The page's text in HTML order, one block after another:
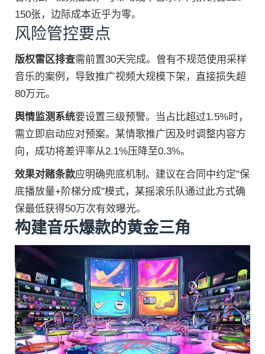
150张，边际成本近乎为零。
风险管控要点
版权雷区排查需前置30天完成。曾有不规范使用采样
音乐的案例，导致推广视频大规模下架，直接损失超
80万元。
舆情监测系统要设置三级预警。当占比超过1.5%时，
需立即启动应对预案。某情歌推广因及时调整内容方
向，成功将差评率从2.1%压降至0.3%。
效果对赌条款应明确兜底机制。建议在合同中约定"保
底播放量+阶梯分成"模式，某摇滚乐队通过此方式确
保最低获得50万次有效曝光。
构建音乐爆款的黄金三角